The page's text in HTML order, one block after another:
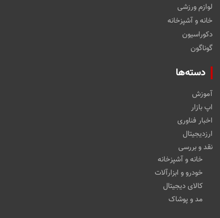
لوازم ورزشی
خانه و آشپزخانه
دکوراسیون
گوناگون
دسته‌ها
آموزش
اپ بازار
اخبار فناوری
ارزدیجیتال
نقد و بررسی
خانه و آشپزخانه
خودرو و ابزارآلات
کالای دیجیتال
مد و پوشاک